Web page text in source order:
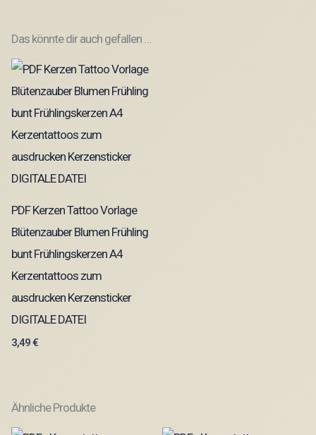
Das könnte dir auch gefallen …
PDF Kerzen Tattoo Vorlage
Blütenzauber Blumen Frühling
bunt Frühlingskerzen A4
Kerzentattoos zum
ausdrucken Kerzensticker
DIGITALE DATEI
3,49€
Ähnliche Produkte